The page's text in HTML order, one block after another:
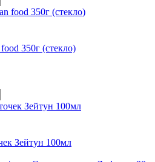
350г (стекло)
Зейтун 100мл